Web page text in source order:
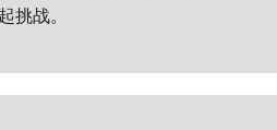
挑战。